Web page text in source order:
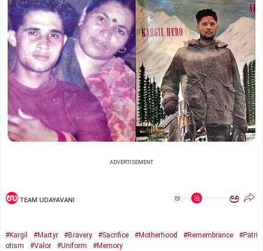
ADVERTISEMENT
TEAM UDAYAVANI ಅ ಅ
#Kargil #Martyr #Bravery #Sacrifice #Motherhood #Remembrance
#Patri
otism
#Valor #Uniform #Memory